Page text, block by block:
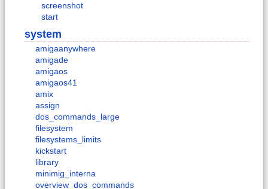
screenshot
start
system
amigaanywhere
amigade
amigaos
amigaos41
amix
assign
dos_commands_large
filesystem
filesystems_limits
kickstart
library
minimig_interna
overview_dos_commands